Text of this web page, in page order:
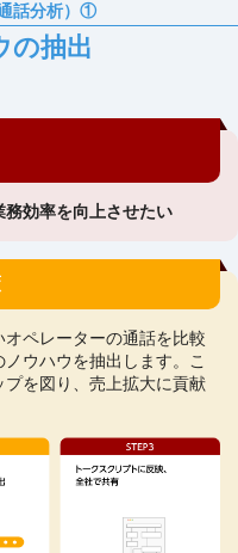
話分析）①
の抽出
効率を向上させたい
ペレーターの通話を比較
ウハウを抽出します。こ
を図り、売上拡大に貢献